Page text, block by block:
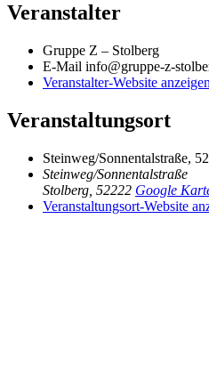
Veranstalter
Gruppe Z – Stolberg
E-Mail info@gruppe-z-
Veranstalter-Website anzeigen
Veranstaltungsort
Steinweg/Sonnentalstraße,
Steinweg/Sonnentalstraße
Stolberg 52222 Google
Veranstaltungsort-Website